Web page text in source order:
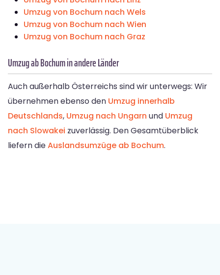
Umzug von Bochum nach Wels
Umzug von Bochum nach Wien
Umzug von Bochum nach Graz
Umzug ab Bochum in andere Länder
Auch außerhalb Österreichs sind wir unterwegs: Wir
übernehmen ebenso den Umzug innerhalb
Deutschlands, Umzug nach Ungarn und Umzug
nach Slowakei zuverlässig. Den Gesamtüberblick
liefern dieAuslandsumzüge ab Bochum.